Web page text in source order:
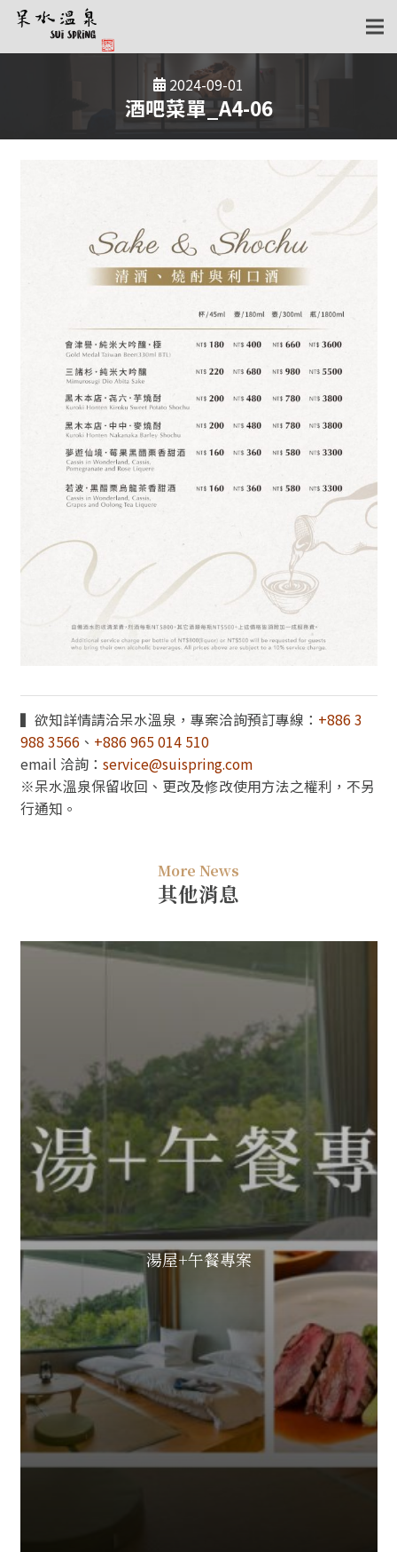
2024-09-01
酒吧菜單_A4-06
▍欲知詳情請洽呆水溫泉，專案洽詢預訂專線： +886 3
988 3566、 +886 965 014 510
email 洽詢： service@suispring.com
※呆水溫泉保留收回、更改及修改使用方法之權利，不另
行通知。
More News
其他消息
湯屋+午餐專案